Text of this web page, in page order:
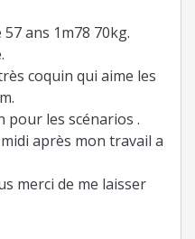
ans 1m78 70kg.
coquin qui aime les
pour les scénarios .
après mon travail a
merci de me laisser